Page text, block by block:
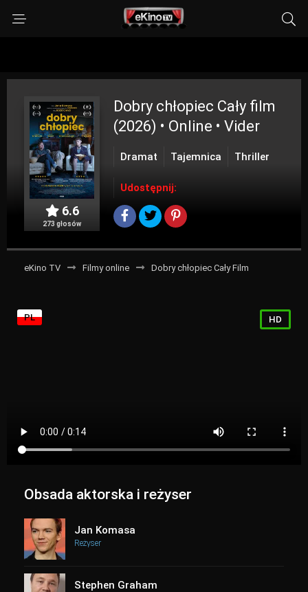
6.6
273 głosów
Dobry chłopiec Cały film
(2026) • Online • Vider
Dramat Tajemnica Thriller
Udostępnij:
eKino TV Filmy online Dobry chłopiec Cały Film
PL HD
Obsada aktorska i reżyser
Jan Komasa
Reżyser
Stephen Graham